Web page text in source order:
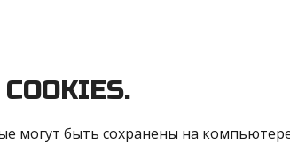
могут быть сохранены на